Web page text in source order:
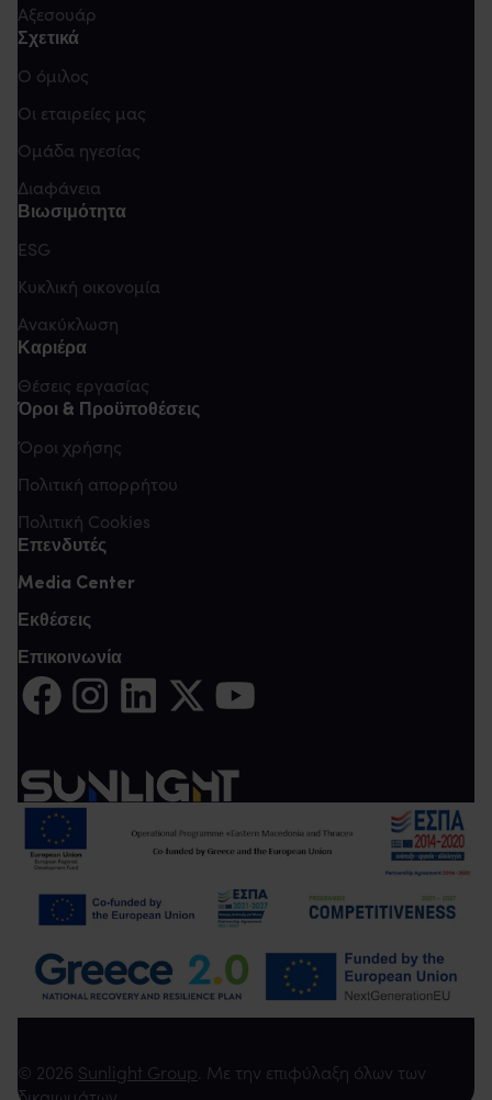
Αξεσουάρ
Σχετικά
Ο όμιλος
Οι εταιρείες μας
Ομάδα ηγεσίας
Διαφάνεια
Βιωσιμότητα
ESG
Κυκλική οικονομία
Ανακύκλωση
Καριέρα
Θέσεις εργασίας
Όροι & Προϋποθέσεις
Όροι χρήσης
Πολιτική απορρήτου
Πολιτική Cookies
Επενδυτές
Media Center
Εκθέσεις
Επικοινωνία
Μοιραστείτε στο Facebook (Ανοίγει σε νέα καρτέλα)
Μοιραστείτε το στο Instagram (Ανοίγει σε νέα
Μοιραστείτε στο LinkedIn (Ανοίγει σε νέα
Μοιραστείτε το στο Twitter (Ανοίγει σε
Μοιραστείτε στο YouTube (Ανοίγει
© 2026 Sunlight Group. Με την επιφύλαξη όλων των